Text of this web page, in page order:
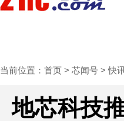
当前位置： 首页 > 芯闻号 >快
地芯科技